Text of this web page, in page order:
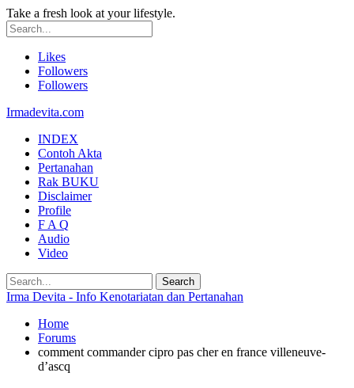
Take a fresh look at your lifestyle.
Likes
Followers
Followers
Irmadevita.com
INDEX
Contoh Akta
Pertanahan
Rak BUKU
Disclaimer
Profile
F A Q
Audio
Video
Irma Devita - Info Kenotariatan dan Pertanahan
Home
Forums
comment commander cipro pas cher en france villeneuve-
d’ascq